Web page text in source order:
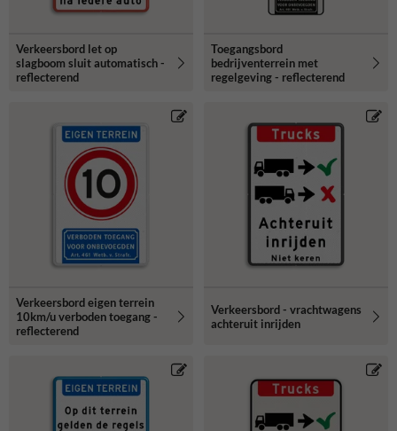
Verkeersbord let op
slagboom sluit automatisch -
reflecterend
Toegangsbord
bedrijventerrein met
regelgeving - reflecterend
Verkeersbord eigen terrein
10km/u verboden toegang -
reflecterend
Verkeersbord - vrachtwagens
achteruit inrijden